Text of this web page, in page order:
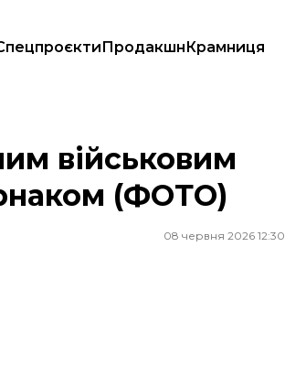
ПродакшнКрамниця
військовим
(ФОТО)
08 червня 2026 12:30